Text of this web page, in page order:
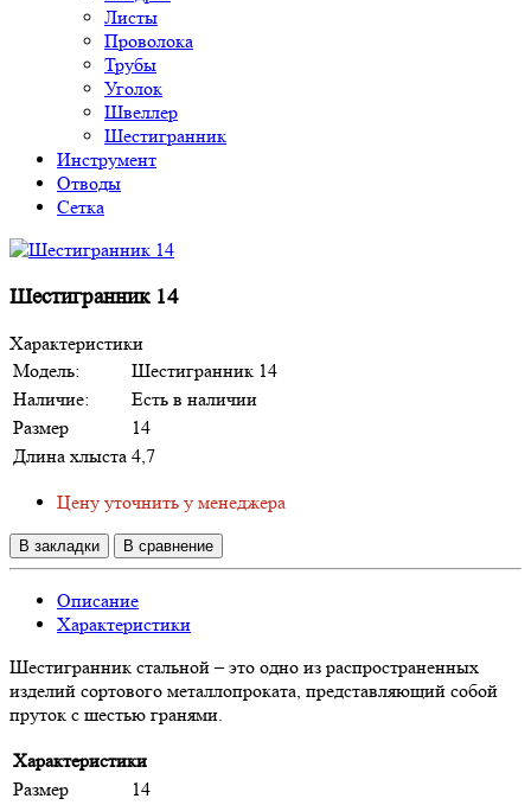
Листы
Проволока
Трубы
Уголок
Швеллер
Шестигранник
Инструмент
Отводы
Сетка
Шестигранник 14
Характеристики
Модель:
Шестигранник 14
Наличие:
Есть в наличии
Размер
14
Длина хлыста 4,7
Цену уточнить у менеджера
В закладки В сравнение
Описание
Характеристики
Шестигранник стальной – это одно из распространенных
изделий сортового металлопроката, представляющий собой
пруток с шестью гранями.
Характеристики
Размер
14